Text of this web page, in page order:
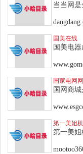
当当网
国美在线
国美电
国家电网
国网商
第一美姐
第一美